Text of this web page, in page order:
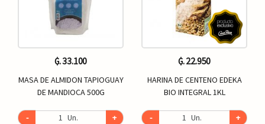
₲. 33.100
MASA DE ALMIDON TAPIOGUAY
DE MANDIOCA 500G
- Un. +
₲. 22.950
HARINA DE CENTENO EDEKA
BIO INTEGRAL 1KL
- Un. +